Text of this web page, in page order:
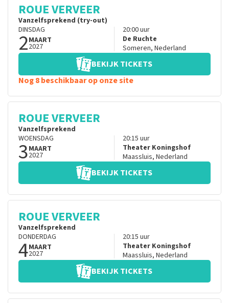
ROUE VERVEER
Vanzelfsprekend (try-out)
DINSDAG
2MAART
2027
20:00uur
De Ruchte
Someren, Nederland
BEKIJK TICKETS
Nog 8 beschikbaar op onze site
ROUE VERVEER
Vanzelfsprekend
WOENSDAG
3MAART
2027
20:15 uur
Theater Koningshof
Maassluis, Nederland
BEKIJK TICKETS
ROUE VERVEER
Vanzelfsprekend
DONDERDAG
4MAART
2027
20:15 uur
Theater Koningshof
Maassluis, Nederland
BEKIJK TICKETS